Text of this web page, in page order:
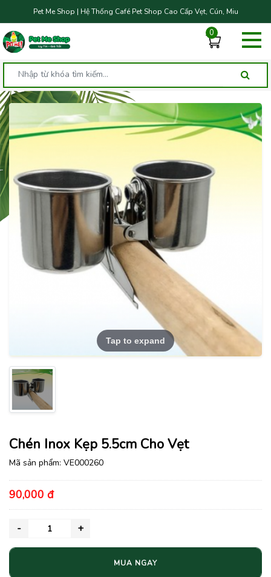
Pet Me Shop | Hệ Thống Café Pet Shop Cao Cấp Vẹt, Cún, Miu
0
Tap to expand
Chén Inox Kẹp 5.5cm Cho Vẹt
Mã sản phẩm: VE000260
90,000 đ
MUA NGAY